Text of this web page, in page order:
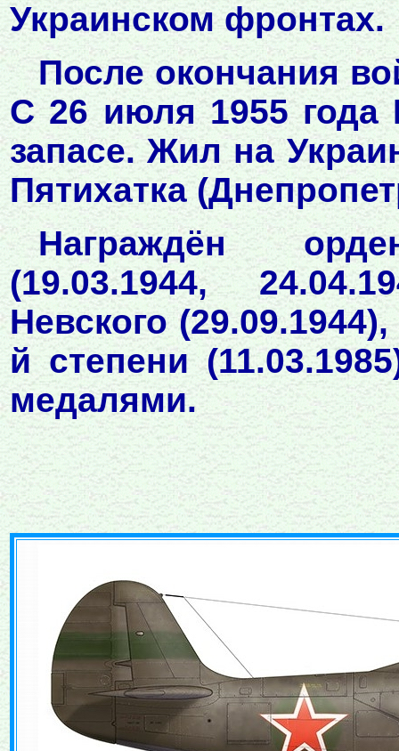
Украинском фронтах.
После окончания
С 26 июля 1955
запасе. Жил на
Пятихатка
Награждён
(19.03.1944,
Невского
й степени
медалями.